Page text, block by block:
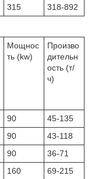
315 318-892
Мощнос
ть (kw)
Произво
дительн
ость (т/
ч)
90
45-135
90
43-118
90
36-71
160
69-215